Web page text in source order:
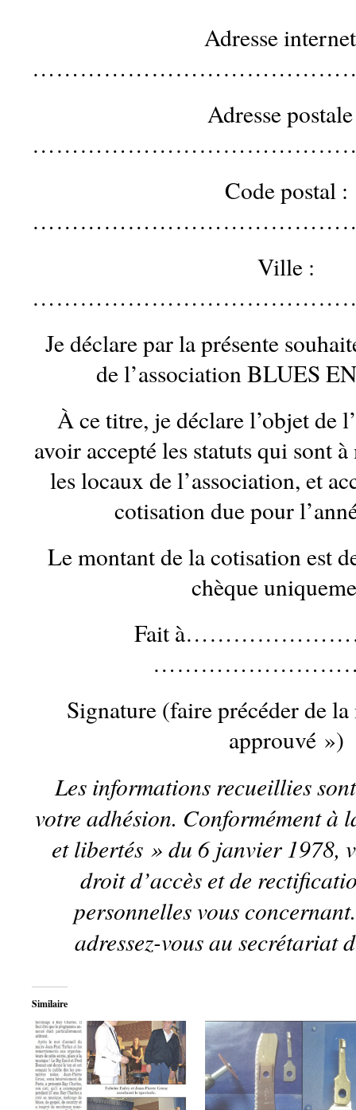
Adresse
Adresse
Code postal :
Ville :
Je déclare par la présente
de l’association BLUES
À ce titre, je déclare l’objet de
avoir accepté les statuts qui sont
les locaux de l’association, et
cotisation due pour
Le montant de la cotisation est
chèque
Fait
Signature (faire précéder de
approuvé »)
Les informations recueillies
votre adhésion. Conformément
et libertés » du 6 janvier 1978,
droit d’accès et de
personnelles vous
adressez-vous au secrétariat
Similaire